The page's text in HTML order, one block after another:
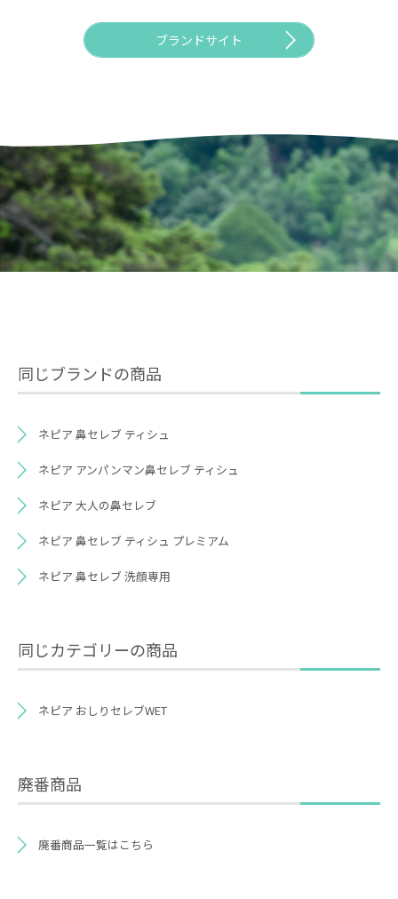
ブランドサイト
同じブランドの商品
ネピア 鼻セレブ ティシュ
ネピア アンパンマン鼻セレブ ティシュ
ネピア 大人の鼻セレブ
ネピア 鼻セレブ ティシュ プレミアム
ネピア 鼻セレブ 洗顔専用
同じカテゴリーの商品
ネピア おしりセレブWET
廃番商品
廃番商品一覧はこちら